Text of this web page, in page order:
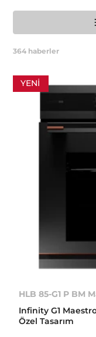
364 haberler
YENI
HLB 85-G1 P BM
Infinity G1
Özel Tasarım